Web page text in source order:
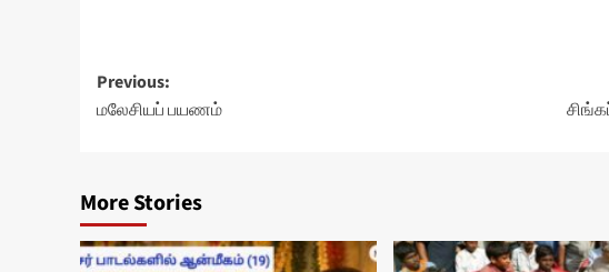
Post
navigation
Previous:
மலேசியப் பயணம்
More Stories